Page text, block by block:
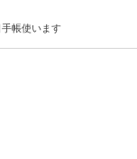
帳使います